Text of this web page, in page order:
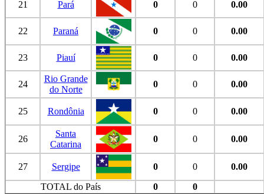
21 Pará 0 0 0.00
22 Paraná 0 0 0.00
23 Piauí 0 0 0.00
24
Rio Grande
do Norte
0 0 0.00
25 Rondônia 0 0 0.00
26
Santa
Catarina
0 0 0.00
27 Sergipe 0 0
0.00
TOTAL do País
0 0